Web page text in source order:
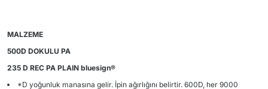
MALZEME
500D DOKULU PA
235 D REC PA PLAIN bluesign®
*D yoğunluk manasına gelir. İpin ağırlığını belirtir. 600D, her 9000